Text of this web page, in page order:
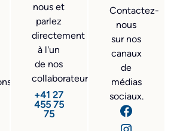
nous et
parlez
directement
à l'un
de nos
collaborateurs.
+41 27
455 75
75
Contactez-
nous
sur nos
canaux
de
médias
sociaux.